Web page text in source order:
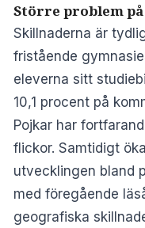
Större problem
Skillnaderna är
fristående
eleverna sitt
10,1 procent på
Pojkar har
flickor. Samtidigt
utvecklingen bland
med föregående
geografiska